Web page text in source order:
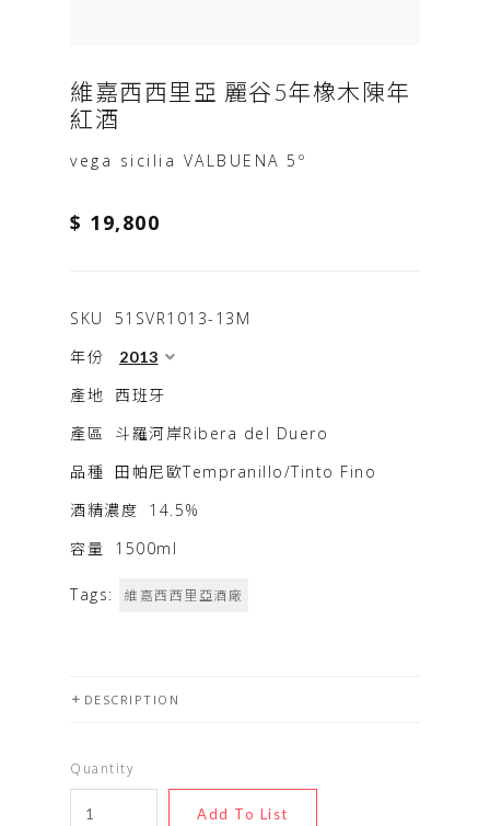
維嘉西西里亞 麗谷5年橡木陳年
紅酒
vega sicilia VALBUENA 5º
$ 19,800
SKU
51SVR1013-13M
年份
產地
西班牙
產區
斗羅河岸Ribera del Duero
品種
田帕尼歐Tempranillo/Tinto Fino
酒精濃度
14.5%
容量
1500ml
Tags: 維嘉西西里亞酒廠
DESCRIPTION
Quantity